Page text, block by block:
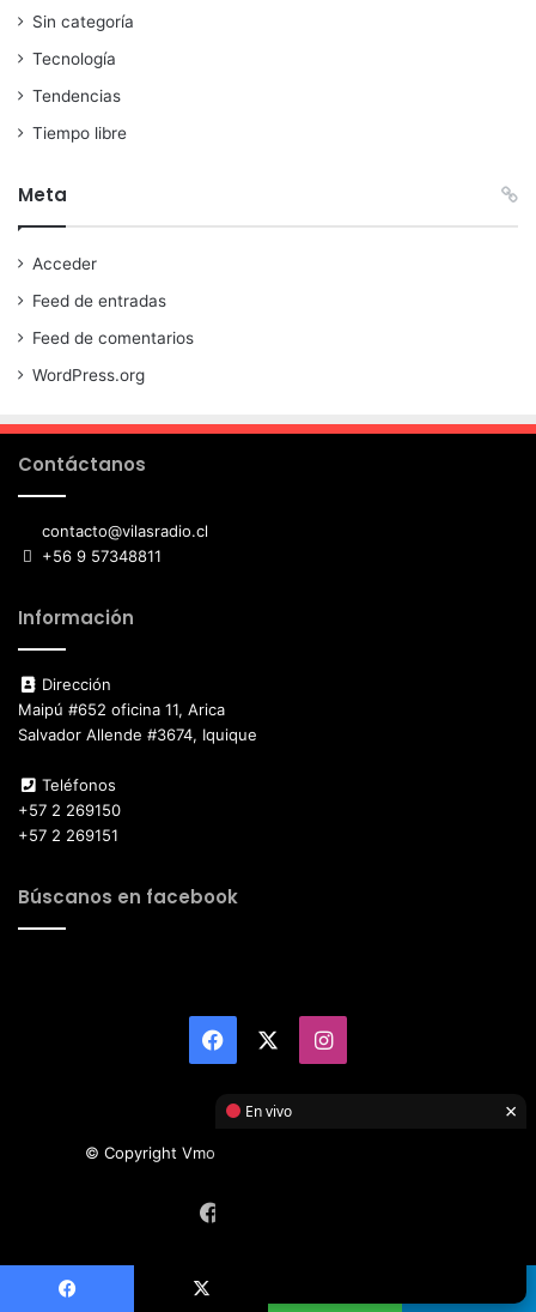
Sin categoría
Tecnología
Tendencias
Tiempo libre
Meta
Acceder
Feed de entradas
Feed de comentarios
WordPress.org
Contáctanos
contacto@vilasradio.cl
+56 9 57348811
Información
Dirección
Maipú #652 oficina 11, Arica
Salvador Allende #3674, Iquique
Teléfonos
+57 2 269150
+57 2 269151
Búscanos en facebook
Facebook Instagram
© Copyright Vmotor TI 2026, All Rights Reserved
En vivo ×